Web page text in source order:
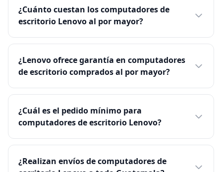
¿Cuánto cuestan los computadores de
escritorio Lenovo al por mayor?
¿Lenovo ofrece garantía en computadores
de escritorio comprados al por mayor?
¿Cuál es el pedido mínimo para
computadores de escritorio Lenovo?
¿Realizan envíos de computadores de